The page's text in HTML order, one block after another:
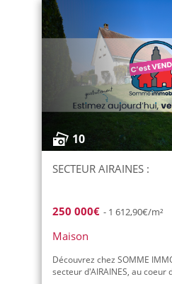
10
SECTEUR AIRAINES :
250 000€ - 1 612,90€/m²
Maison
Découvrez chez SOMME
secteur d'AIRAINES, au